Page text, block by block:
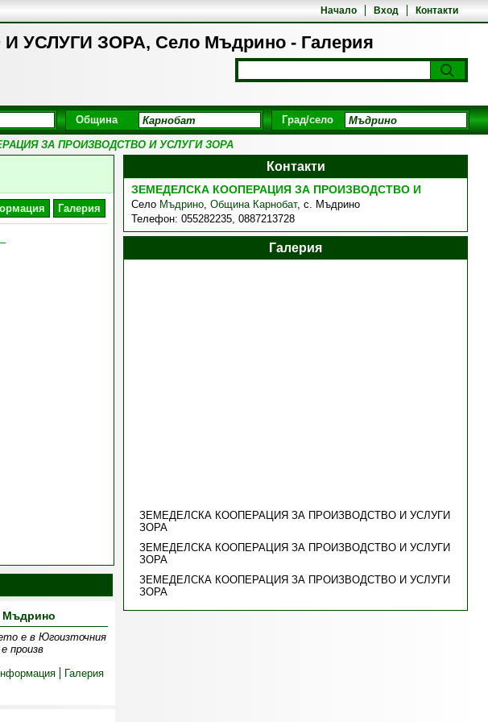
ЗОРА, Село Мъдрино - Галерия
Начало Вход Контакти
Община Град/село
ЗА ПРОИЗВОДСТВО И УСЛУГИ ЗОРА
Галерия
Контакти
ЗЕМЕДЕЛСКА КООПЕРАЦИЯ ЗА ПРОИЗВОДСТВО И
Село Мъдрино, Община Карнобат, с. Мъдрино
Телефон: 055282235, 0887213728
Галерия
ЗЕМЕДЕЛСКА КООПЕРАЦИЯ ЗА ПРОИЗВОДСТВО И УСЛУГИ
ЗОРА
ЗЕМЕДЕЛСКА КООПЕРАЦИЯ ЗА ПРОИЗВОДСТВО И УСЛУГИ
ЗОРА
ЗЕМЕДЕЛСКА КООПЕРАЦИЯ ЗА ПРОИЗВОДСТВО И УСЛУГИ
ЗОРА
е в Югоизточния
произв
Галерия